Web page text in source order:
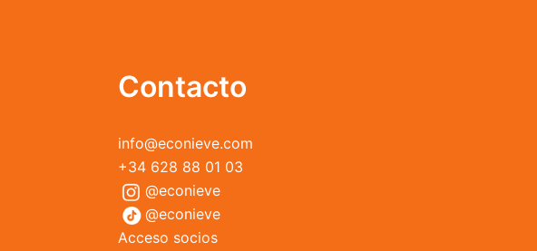
Contacto
info@econieve.com
+34 628 88 01 03
@econieve
@econieve
Acceso socios